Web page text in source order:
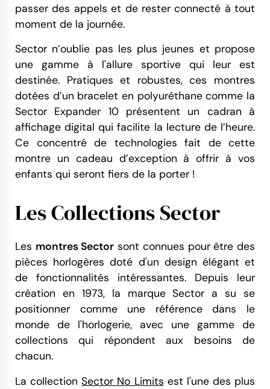
passer des appels et de rester connecté à tout
moment de la journée.
Sector n’oublie pas les plus jeunes et propose
une gamme à l'allure sportive qui leur est
destinée. Pratiques et robustes, ces montres
dotées d’un bracelet en polyuréthane comme la
Sector Expander 10 présentent un cadran à
affichage digital qui facilite la lecture de l’heure.
Ce concentré de technologies fait de cette
montre un cadeau d’exception à offrir à vos
enfants qui seront fiers de la porter !
Les Collections Sector
Les montres Sector sont connues pour être des
pièces horlogères doté d'un design élégant et
de fonctionnalités intéressantes. Depuis leur
création en 1973, la marque Sector a su se
positionner comme une référence dans le
monde de l'horlogerie, avec une gamme de
collections qui répondent aux besoins de
chacun.
La collectionSector No Limits est l'une des plus